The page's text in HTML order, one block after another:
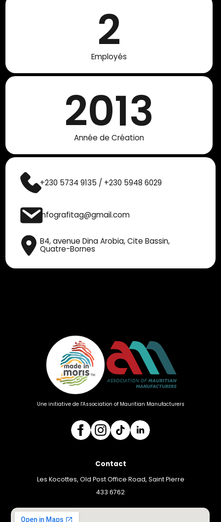
2
Employés
2013
Année de Création
+230 5734 9135 / +230 5948 6029
infografitag@gmail.com
B4, avenue Dina Arobia, Cite Bassin, ​
Quatre-Bornes
Une initiative de l'Association of Mauritian Manufacturers
Contact
Les Kocottes, Old Post Office Road, Saint Pierre
433 6762